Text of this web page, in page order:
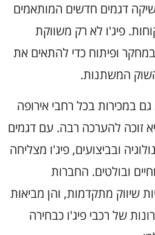
דגמים חדשים המותאמים
פיג'ו לא רק משווקת
ופיתוח כדי להתאים את
המשתנות.
במכירות בכל רחבי אירופה
זוכה להערכה רבה. עם דגמים
ובביצועים, פיג'ו מצליחה
ובולטים. החברות
שיווק מתקדמות, והן מביאות
של רכבי פיג'ו כבחירה